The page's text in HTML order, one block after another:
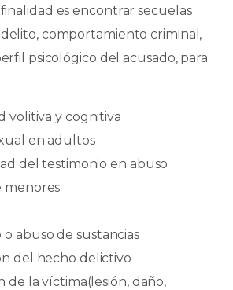
es encontrar secuelas
comportamiento criminal,
psicológico del acusado, para
volitiva y cognitiva
en adultos
del testimonio en abuso
menores
o abuso de sustancias
del hecho delictivo
de la víctima(lesión, daño,